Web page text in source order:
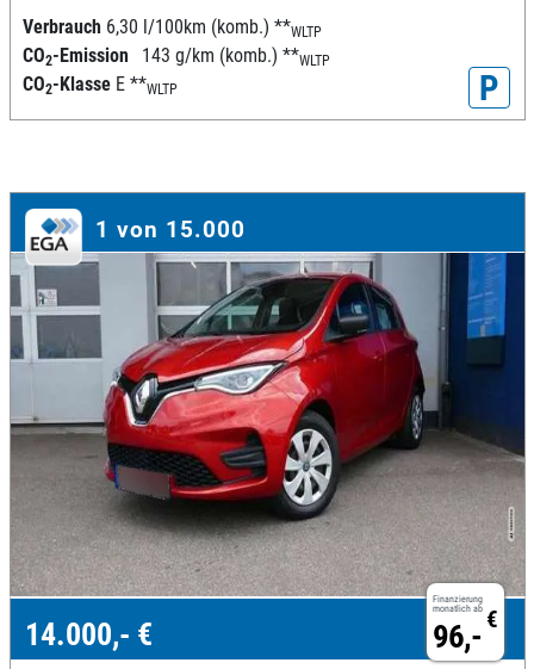
Verbrauch 6,30 l/100km (komb.) **WLTP
CO2-Emission 143 g/km (komb.) **WLTP
CO2-Klasse E **WLTP P
1 von 15.000
Finanzierung
monatlich ab €
96,-
14.000,- €